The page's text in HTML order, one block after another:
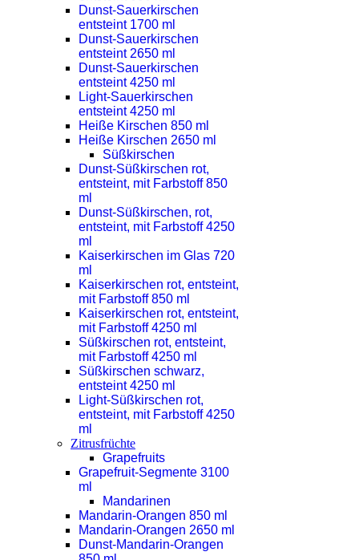
Dunst-Sauerkirschen
entsteint 1700 ml
Dunst-Sauerkirschen
entsteint 2650 ml
Dunst-Sauerkirschen
entsteint 4250 ml
Light-Sauerkirschen
entsteint 4250 ml
Heiße Kirschen 850 ml
Heiße Kirschen 2650 ml
Süßkirschen
Dunst-Süßkirschen rot,
entsteint, mit Farbstoff 850
ml
Dunst-Süßkirschen, rot,
entsteint, mit Farbstoff 4250
ml
Kaiserkirschen im Glas 720
ml
Kaiserkirschen rot, entsteint,
mit Farbstoff 850 ml
Kaiserkirschen rot, entsteint,
mit Farbstoff 4250 ml
Süßkirschen rot, entsteint,
mit Farbstoff 4250 ml
Süßkirschen schwarz,
entsteint 4250 ml
Light-Süßkirschen rot,
entsteint, mit Farbstoff 4250
ml
Zitrusfrüchte
Grapefruits
Grapefruit-Segmente 3100
ml
Mandarinen
Mandarin-Orangen 850 ml
Mandarin-Orangen 2650 ml
Dunst-Mandarin-Orangen